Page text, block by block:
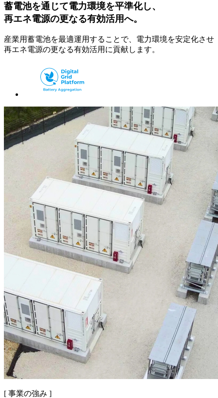
蓄電池を通じて電力環境を平準化し、
再エネ電源の更なる有効活用へ。
産業用蓄電池を最適運用することで、電力環境を安定化させ
再エネ電源の更なる有効活用に貢献します。
[ 事業の強み ]